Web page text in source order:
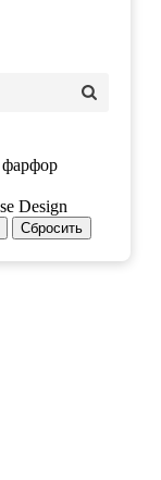
фарфор
Design